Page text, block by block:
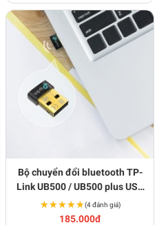
Bộ chuyển đổi bluetooth TP-
Link UB500 / UB500 plus USB
bluetooth 5.3 BA1500
★★★★★
★★★★★(4 đánh giá)
185.000đ